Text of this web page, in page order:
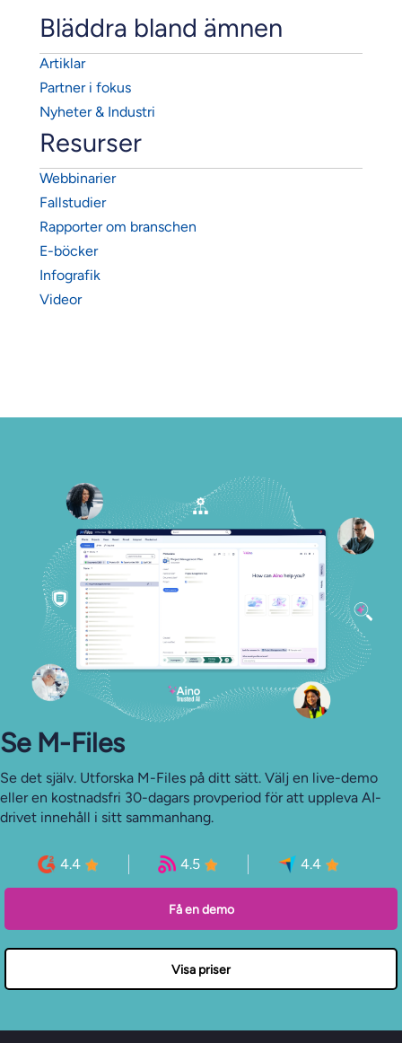
Bläddra bland ämnen
Artiklar
Partner i fokus
Nyheter & Industri
Resurser
Webbinarier
Fallstudier
Rapporter om branschen
E-böcker
Infografik
Videor
Se M-Files
Se det själv. Utforska M-Files på ditt sätt. Välj en live-demo
eller en kostnadsfri 30-dagars provperiod för att uppleva AI-
drivet innehåll i sitt sammanhang.
4.4 4.5 4.4
Få en demo
Visa priser